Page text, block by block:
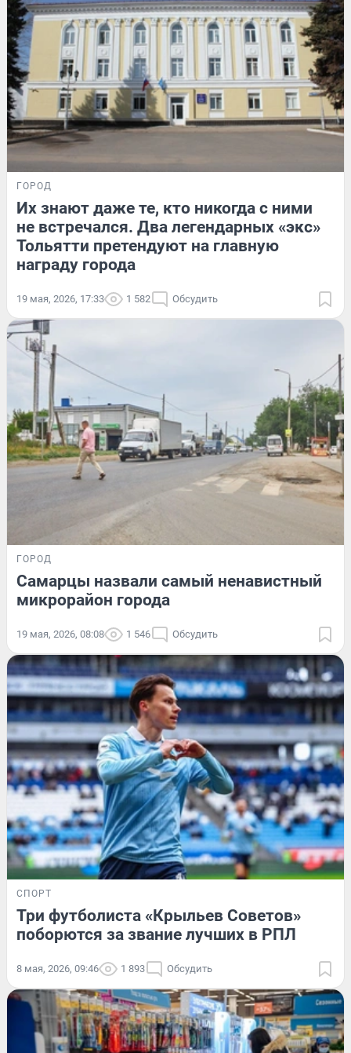
ГОРОД
Их знают даже те, кто никогда с ними
не встречался. Два легендарных «экс»
Тольятти претендуют на главную
награду города
19 мая, 2026, 17:33 1 582 Обсудить
ГОРОД
Самарцы назвали самый ненавистный
микрорайон города
19 мая, 2026, 08:08 1 546 Обсудить
СПОРТ
Три футболиста «Крыльев Советов»
поборются за звание лучших в РПЛ
8 мая, 2026, 09:46 1 893 Обсудить